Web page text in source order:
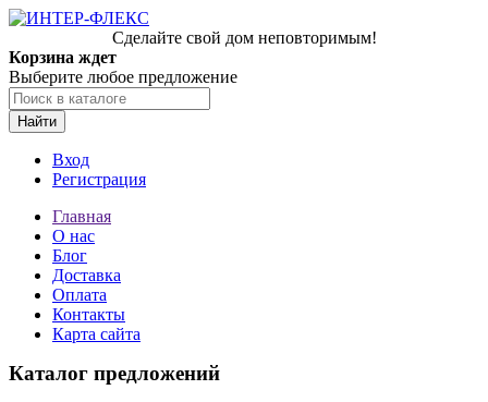
Сделайте свой дом неповторимым!
Корзина ждет
Выберите любое предложение
Найти
Вход
Регистрация
Главная
О нас
Блог
Доставка
Оплата
Контакты
Карта сайта
Каталог предложений